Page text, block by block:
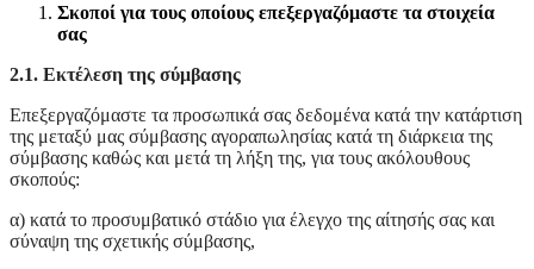
Σκοποί για τους οποίους επεξεργαζόμαστε τα στοιχεία
σας
2.1. Εκτέλεση της σύμβασης
Επεξεργαζόμαστε τα προσωπικά σας δεδομένα κατά την κατάρτιση
της μεταξύ μας σύμβασης αγοραπωλησίας κατά τη διάρκεια της
σύμβασης καθώς και μετά τη λήξη της, για τους ακόλουθους
σκοπούς:
α) κατά το προσυμβατικό στάδιο για έλεγχο της αίτησής σας και
σύναψη της σχετικής σύμβασης,